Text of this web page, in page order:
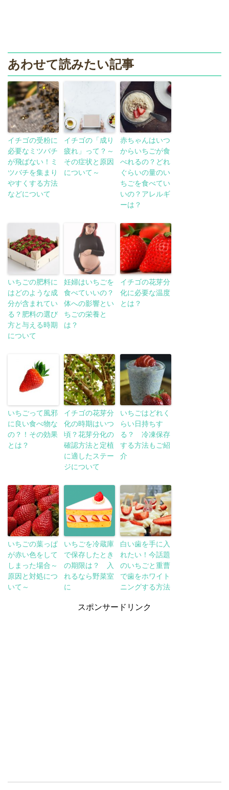
あわせて読みたい記事
イチゴの受粉に
必要なミツバチ
が飛ばない！ミ
ツバチを集まり
やすくする方法
などについて
イチゴの「成り
疲れ」って？～
その症状と原因
について～
赤ちゃんはいつ
からいちごが食
べれるの？どれ
ぐらいの量のい
ちごを食べてい
いの？アレルギ
ーは？
いちごの肥料に
はどのような成
分が含まれてい
る？肥料の選び
方と与える時期
について
妊婦はいちごを
食べていいの？
体への影響とい
ちごの栄養と
は？
イチゴの花芽分
化に必要な温度
とは？
いちごって風邪
に良い食べ物な
の？！その効果
とは？
イチゴの花芽分
化の時期はいつ
頃？花芽分化の
確認方法と定植
に適したステー
ジについて
いちごはどれく
らい日持ちす
る？ 冷凍保存
する方法もご紹
介
いちごの葉っぱ
が赤い色をして
しまった場合～
原因と対処につ
いて～
いちごを冷蔵庫
で保存したとき
の期限は？ 入
れるなら野菜室
に
白い歯を手に入
れたい！今話題
のいちごと重曹
で歯をホワイト
ニングする方法
スポンサードリンク